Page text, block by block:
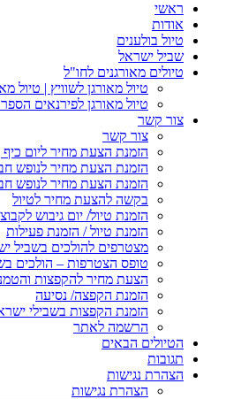
ראשי
אודות
טיול בולענים
שביל ישראל
טיולים מאורגנים לחו"ל
טיול מאורגן לשוויץ | טיול
טיול מאורגן לפירנאים
צור קשר
צור קשר
הזמנת הצעת מחיר ליום כיף
הזמנת הצעת מחיר לנופש
הזמנת הצעת מחיר לנופש
בקשה להצעת מחיר לטיול
הזמנת טיול/ יום גיבוש
הזמנת טיול / הזמנת פעילות
מצטרפים להולכים בשביל
טופס הצטרפות – הולכים
הצעת מחיר להקפצות
הזמנת הקפצה/ נסיעה
הזמנת הקפצות בשבילי
הרשמה לאתר
הטיולים הבאים
תגובות
הצהרת נגישות
הצהרת נגישות